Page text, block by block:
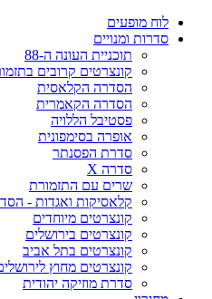
לוח מופעים
סדרות ומנויים
תוכניית העונה ה-88
קונצרטים קרובים
הסדרה הקלאסית
הסדרה הקאמרית
פסטיבל הללויה
אופרה בסימפונית
סדרת הפסנתר
סדרה X
שרים עם התזמורת
קלאסיקות ואגדות -
קונצרטים מיוחדים
קונצרטים בירושלים
קונצרטים בתל אביב
קונצרטים מחוץ
סדרת מוזיקה יהודית